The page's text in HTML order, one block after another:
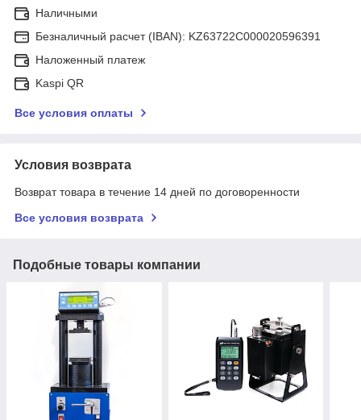
Наличными
Безналичный расчет (IBAN): KZ63722C000020596391
Наложенный платеж
Kaspi QR
Все условия оплаты
Условия возврата
Возврат товара в течение 14 дней по договоренности
Все условия возврата
Подобные товары компании